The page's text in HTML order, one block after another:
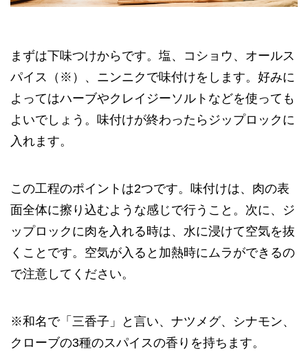
まずは下味つけからです。塩、コショウ、オールス
パイス（※）、ニンニクで味付けをします。好みに
よってはハーブやクレイジーソルトなどを使っても
よいでしょう。味付けが終わったらジップロックに
入れます。
この工程のポイントは2つです。味付けは、肉の表
面全体に擦り込むような感じで行うこと。次に、ジ
ップロックに肉を入れる時は、水に浸けて空気を抜
くことです。空気が入ると加熱時にムラができるの
で注意してください。
※和名で「三香子」と言い、ナツメグ、シナモン、
クローブの3種のスパイスの香りを持ちます。